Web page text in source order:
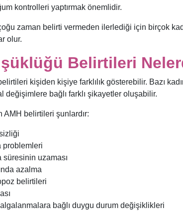
kontrolleri yaptırmak önemlidir.
zaman belirti vermeden ilerlediği için birçok
olur.
Belirtileri
kişiden kişiye farklılık gösterebilir. Bazı
değişimlere bağlı farklı şikayetler oluşabilir.
AMH belirtileri şunlardır:
problemleri
süresinin uzaması
azalma
belirtileri
bağlı duygu durum değişiklikleri